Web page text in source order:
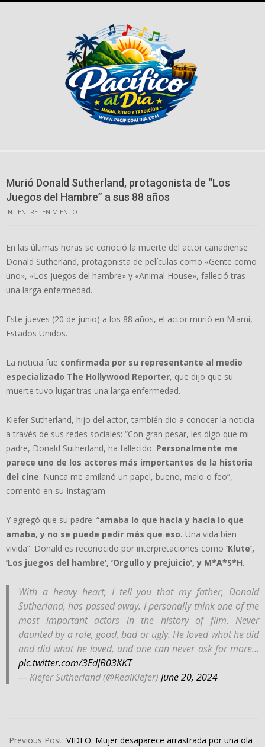
Murió Donald Sutherland, protagonista de “Los
Juegos del Hambre” a sus 88 años
IN: ENTRETENIMIENTO
En las últimas horas se conoció la muerte del actor canadiense
Donald Sutherland, protagonista de películas como «Gente como
uno», «Los juegos del hambre» y «Animal House», falleció tras
una larga enfermedad.
Este jueves (20 de junio) a los 88 años, el actor murió en Miami,
Estados Unidos.
La noticia fue confirmada por su representante al medio
especializado The Hollywood Reporter, que dijo que su
muerte tuvo lugar tras una larga enfermedad.
Kiefer Sutherland, hijo del actor, también dio a conocer la noticia
a través de sus redes sociales: “Con gran pesar, les digo que mi
padre, Donald Sutherland, ha fallecido. Personalmente me
parece uno de los actores más importantes de la historia
del cine. Nunca me amilanó un papel, bueno, malo o feo”,
comentó en su Instagram.
Y agregó que su padre: “amaba lo que hacía y hacía lo que
amaba, y no se puede pedir más que eso. Una vida bien
vivida”. Donald es reconocido por interpretaciones como ‘Klute’,
‘Los juegos del hambre’, ‘Orgullo y prejuicio’, y M*A*S*H.
With a heavy heart, I tell you that my father, Donald
Sutherland, has passed away. I personally think one of the
most important actors in the history of film. Never
daunted by a role, good, bad or ugly. He loved what he did
and did what he loved, and one can never ask for more…
pic.twitter.com/3EdJB03KKT
— Kiefer Sutherland (@RealKiefer) June 20, 2024
06-
Previous Post: VIDEO: Mujer desaparece arrastrada por una ola